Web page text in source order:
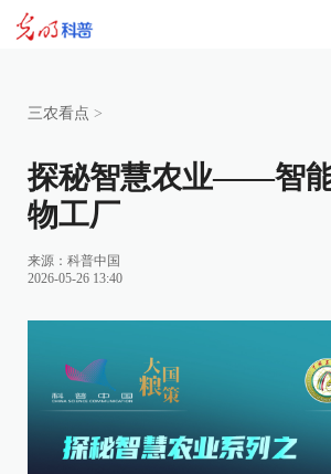
三农看点 >
探秘智慧农业——智
物工厂
来源：科普中国
2026-05-26 13:40